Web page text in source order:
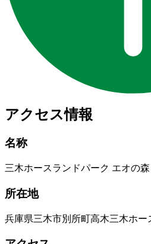
アクセス情報
名称
三木ホースランドパーク エオの森
所在地
兵庫県三木市別所町高木三木ホー